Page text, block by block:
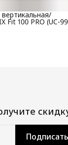
вертикальная/
Fit 100 PRO (UC-